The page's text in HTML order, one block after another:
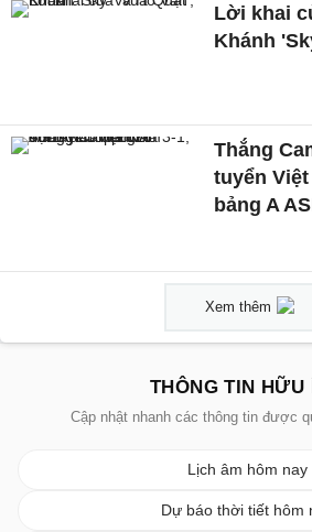
Lời khai
Khánh
Thắng
tuyển
bảng A
Xem thêm
THÔNG TIN HỮU
Cập nhật nhanh các thông tin được
Lịch âm hôm nay
Dự báo thời tiết hôm